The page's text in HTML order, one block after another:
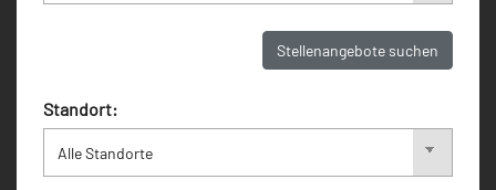
Stellenangebote suchen
Standort: